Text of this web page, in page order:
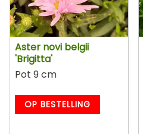
Aster novi belgii
'Brigitta'
Pot 9 cm
OP BESTELLING